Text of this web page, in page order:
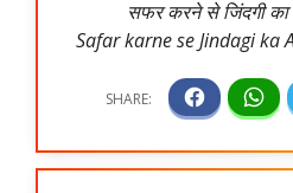
सफर करने से जिंदगी
Safar karne se Jindagi ka